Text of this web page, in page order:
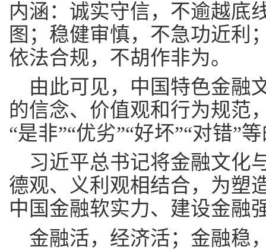
内涵：诚实守信，不逾越底
图；稳健审慎，不急功近利
依法合规，不胡作非为。
由此可见，中国特色金融
的信念、价值观和行为规范
“是非”“优劣”“好坏”“对错”
习近平总书记将金融文化
德观、义利观相结合，为塑
中国金融软实力、建设金融
金融活，经济活；金融稳